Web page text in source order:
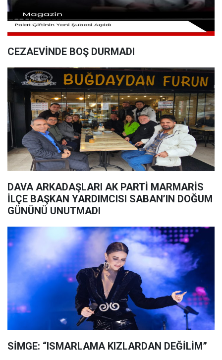
CEZAEVİNDE BOŞ DURMADI
DAVA ARKADAŞLARI AK PARTİ MARMARİS
İLÇE BAŞKAN YARDIMCISI SABAN’IN DOĞUM
GÜNÜNÜ UNUTMADI
SİMGE: “ISMARLAMA KIZLARDAN DEĞİLİM”